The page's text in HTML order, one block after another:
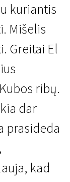
kuriantis
Mišelis
Greitai El
ribų.
dar
prasideda
kad